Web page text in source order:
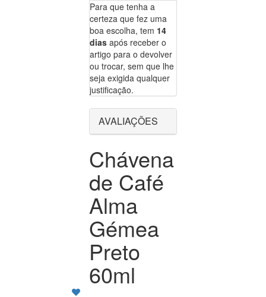
Para que tenha a
certeza que fez uma
boa escolha, tem 14
dias após receber o
artigo para o devolver
ou trocar, sem que lhe
seja exigida qualquer
justificação.
AVALIAÇÕES
Chávena
de Café
Alma
Gémea
Preto
60ml